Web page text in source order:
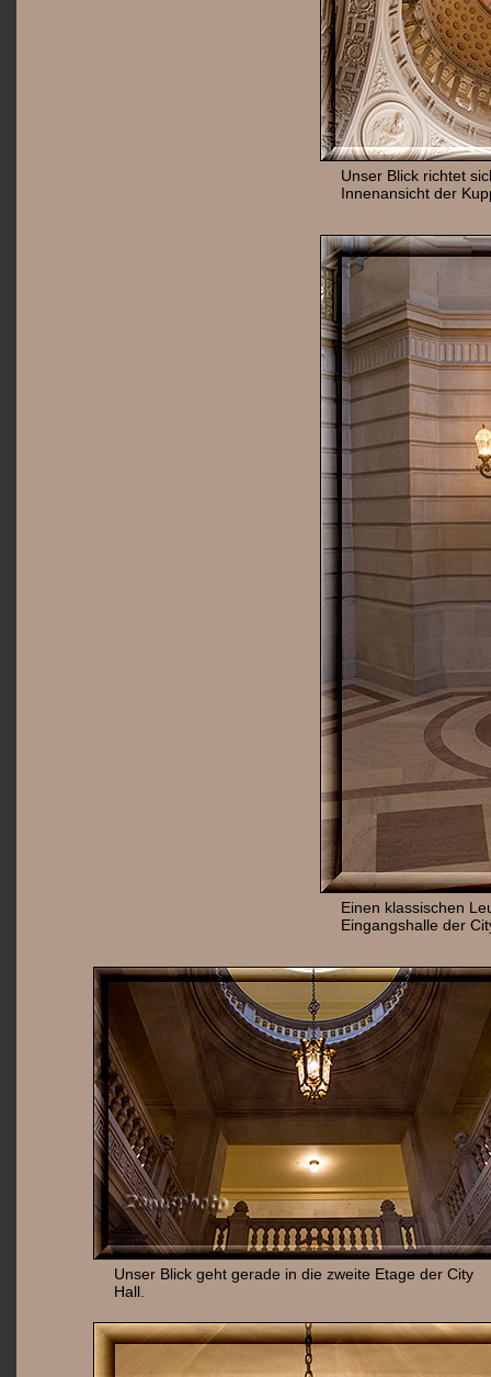
Unser Blick richtet
Innenansicht der
Einen klassischen
Eingangshalle der
Unser Blick geht gerade in die zweite Etage der City
Hall.